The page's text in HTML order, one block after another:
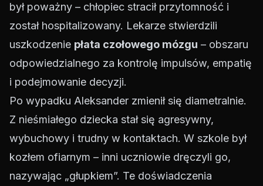
był poważny – chłopiec stracił przytomność i
został hospitalizowany. Lekarze stwierdzili
uszkodzenie płata czołowego mózgu – obszaru
odpowiedzialnego za kontrolę impulsów, empatię
i podejmowanie decyzji.
Po wypadku Aleksander zmienił się diametralnie.
Z nieśmiałego dziecka stał się agresywny,
wybuchowy i trudny w kontaktach. W szkole był
kozłem ofiarnym – inni uczniowie dręczyli go,
nazywając „głupkiem”. Te doświadczenia